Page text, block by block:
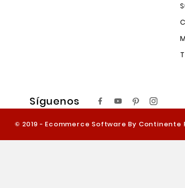
Síguenos
© 2019 - Ecommerce Software By